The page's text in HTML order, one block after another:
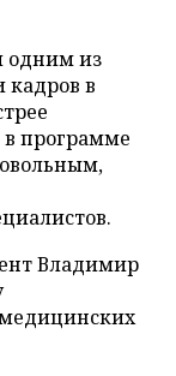
одним из
кадров в
в программе
Владимир